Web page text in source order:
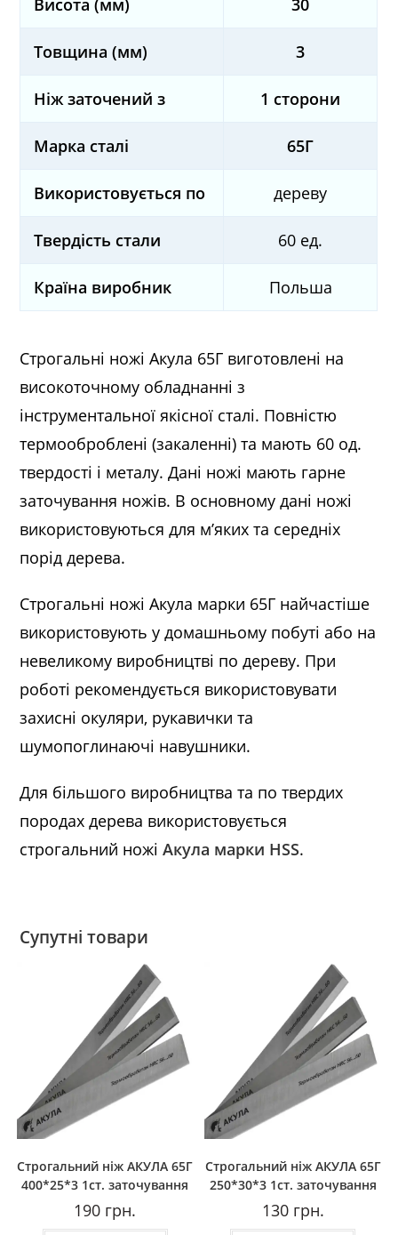
Висота (мм) 30
Товщина (мм) 3
Ніж заточений з 1 сторони
Марка сталі 65Г
Використовується по дереву
Твердість стали 60 ед.
Країна виробник Польша
Строгальні ножі Акула 65Г виготовлені на
високоточному обладнанні з
інструментальної якісної сталі. Повністю
термооброблені (закаленні) та мають 60 од.
твердості і металу. Дані ножі мають гарне
заточування ножів. В основному дані ножі
використовуються для м’яких та середніх
порід дерева.
Строгальні ножі Акула марки 65Г найчастіше
використовують у домашньому побуті або на
невеликому виробництві по дереву. При
роботі рекомендується використовувати
захисні окуляри, рукавички та
шумопоглинаючі навушники.
Для більшого виробництва та по твердих
породах дерева використовується
строгальний ножіАкула марки HSS.
Супутні товари
Строгальний ніж АКУЛА 65Г
400*25*3 1ст. заточування
190 грн.
Строгальний ніж АКУЛА 65Г
250*30*3 1ст. заточування
130грн.